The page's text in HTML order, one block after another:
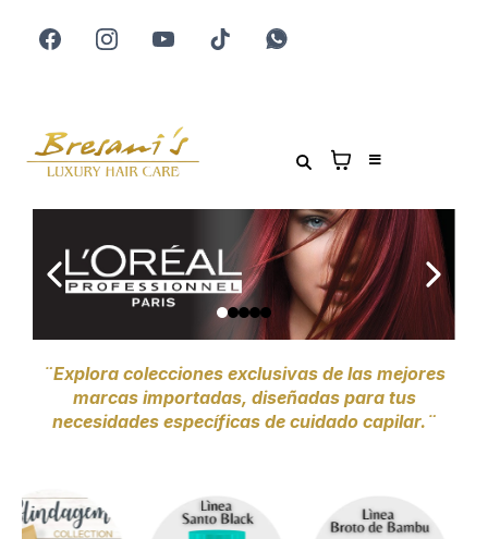
¨Explora colecciones exclusivas de las mejores
marcas importadas, diseñadas para tus
necesidades específicas de cuidado capilar.¨